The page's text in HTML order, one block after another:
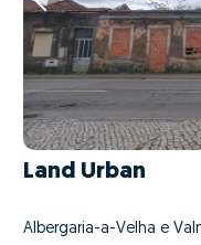
Land Urban
Albergaria-a-Velha e